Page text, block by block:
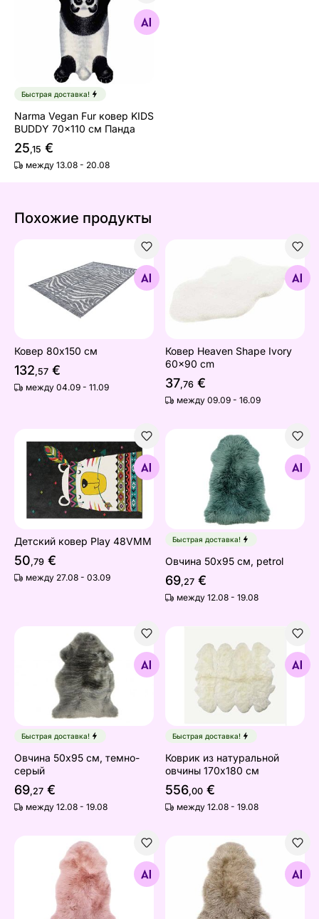
Narma Vegan Fur ковер KIDS BUDDY 70x110 см Панда
Найдите похожие
Быстрая доставка!
Narma Vegan Fur ковер KIDS
BUDDY 70x110 см Панда
25,15 €
между 13.08 - 20.08
Похожие продукты
Ковер 80x150 cм
Найдите похожие
Ковер 80x150 cм
132,57 €
между 04.09 - 11.09
Ковер Heaven Shape Ivory
60x90 cm
37,76 €
между 09.09 - 16.09
Детский ковер Play 48VMM
Найдите похожие
Детский ковер Play 48VMM
50,79 €
между 27.08 - 03.09
Овчина 50х95 см, petrol
Найдите похожие
Быстрая доставка!
Овчина 50х95 см, petrol
69,27 €
между 12.08 - 19.08
Овчина 50х95 см, темно-серый
Найдите похожие
Быстрая доставка!
Овчина 50х95 см, темно-
серый
69,27 €
между 12.08 - 19.08
Коврик из натуральной
Найдите похожие
Быстрая доставка!
Коврик из натуральной
овчины 170x180 см
556,00 €
между 12.08 - 19.08
Овчина 50х95 см, розовая
Найдите похожие
Овчина 50х95 см
Найдите похожие